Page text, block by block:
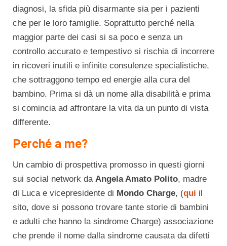
diagnosi, la sfida più disarmante sia per i pazienti
che per le loro famiglie. Soprattutto perché nella
maggior parte dei casi si sa poco e senza un
controllo accurato e tempestivo si rischia di incorrere
in ricoveri inutili e infinite consulenze specialistiche,
che sottraggono tempo ed energie alla cura del
bambino. Prima si dà un nome alla disabilità e prima
si comincia ad affrontare la vita da un punto di vista
differente.
Perché a me?
Un cambio di prospettiva promosso in questi giorni
sui social network da Angela Amato Polito, madre
di Luca e vicepresidente di Mondo Charge, (qui il
sito, dove si possono trovare tante storie di bambini
e adulti che hanno la sindrome Charge) associazione
che prende il nome dalla sindrome causata da difetti